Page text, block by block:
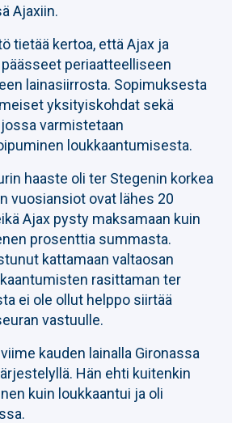
Ajaxiin.
tietää kertoa, että Ajax ja
periaatteelliseen
lainasiirrosta. Sopimuksesta
yksityiskohdat sekä
varmistetaan
loukkaantumisesta.
haaste oli ter Stegenin korkea
vuosiansiot ovat lähes 20
Ajax pysty maksamaan kuin
prosenttia summasta.
kattamaan valtaosan
rasittaman ter
ei ole ollut helppo siirtää
vastuulle.
kauden lainalla Gironassa
Hän ehti kuitenkin
kuin loukkaantui ja oli